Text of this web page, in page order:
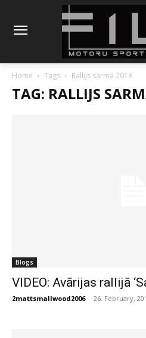
Home Tags Rallijs sarma 2013
TAG: RALLIJS
Blogs
VIDEO: Avārijas rallijā
2mattsmallwood2006 - 26. February,